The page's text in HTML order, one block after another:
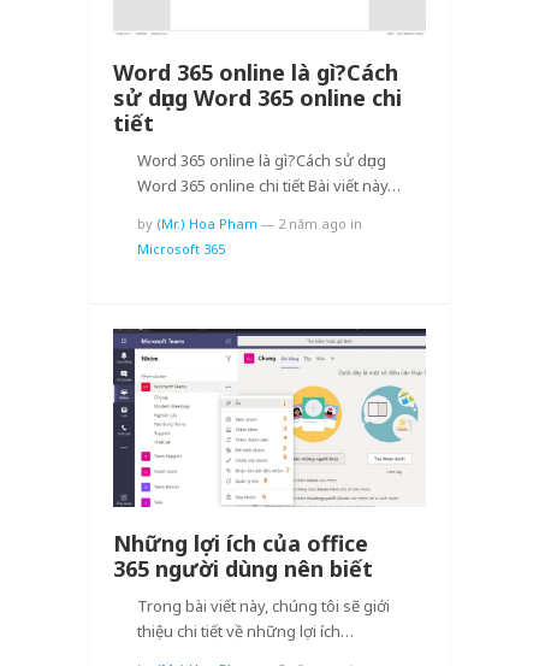
Word 365 online là gì?Cách
sử dụng Word 365 online chi
tiết
Word 365 online là gì?Cách sử dụng
Word 365 online chi tiết Bài viết này…
by (Mr.) Hoa Pham — 2 năm ago in
Microsoft 365
Những lợi ích của office
365 người dùng nên biết
Trong bài viết này, chúng tôi sẽ giới
thiệu chi tiết về những lợi ích…